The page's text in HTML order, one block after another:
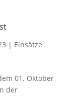
| Einsätze
01. Oktober
der